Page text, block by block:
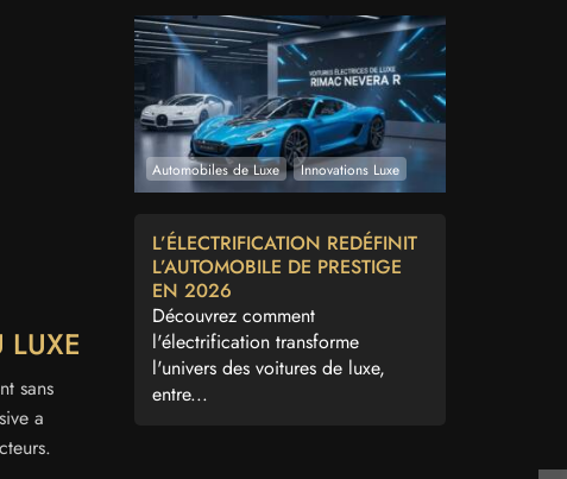
LUXE
sans
a
Automobiles de Luxe Innovations Luxe
L’ÉLECTRIFICATION REDÉFINIT
L’AUTOMOBILE DE PRESTIGE
EN 2026
Découvrez comment
l'électrification transforme
l'univers des voitures de luxe,
entre...